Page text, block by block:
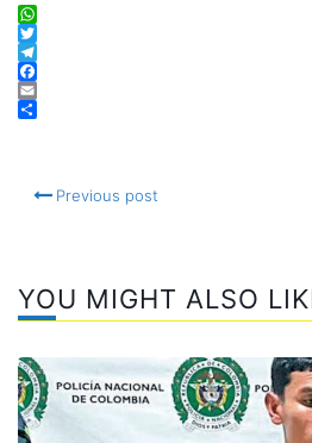
WhatsApp
Twitter
Telegram
Facebook
Email
Previous post
YOU MIGHT ALSO